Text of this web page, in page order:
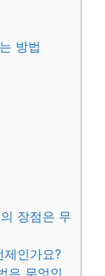
방법
장점은 무
제인가요?